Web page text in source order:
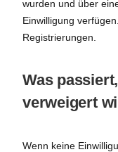
wurden und über
Einwilligung
Registrierungen.
Was
verweigert
Wenn keine